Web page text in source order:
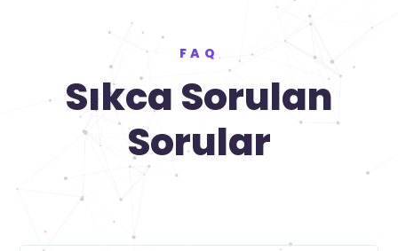
FAQ
Sıkca Sorulan
Sorular